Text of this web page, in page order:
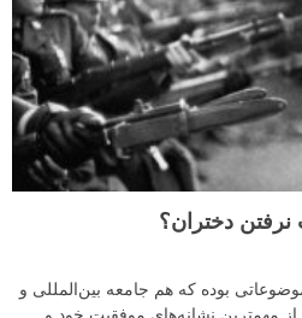
نرفتن دختران؟
بوده که هم جامعه بین‌المللی و